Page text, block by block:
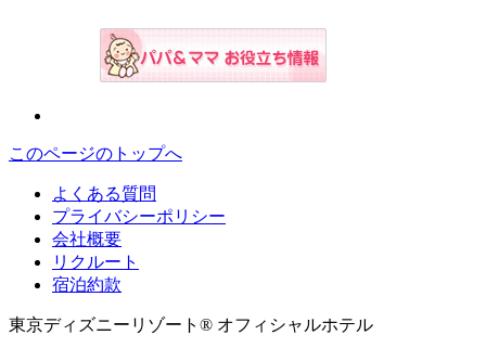
このページのトップへ
よくある質問
プライバシーポリシー
会社概要
リクルート
宿泊約款
東京ディズニーリゾート® オフィシャルホテル